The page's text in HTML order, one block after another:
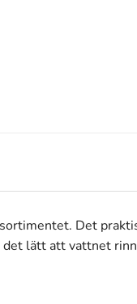
Det
lätt att vattnet